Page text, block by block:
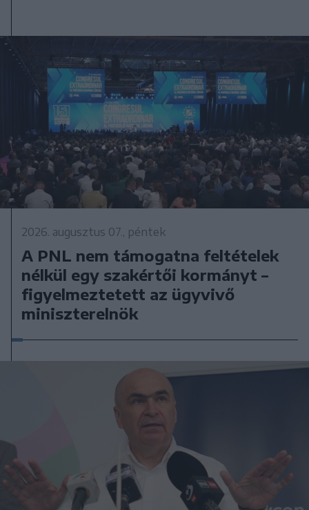
2026. augusztus 07., péntek
A PNL nem támogatna feltételek
nélkül egy szakértői kormányt –
figyelmeztetett az ügyvivő
miniszterelnök